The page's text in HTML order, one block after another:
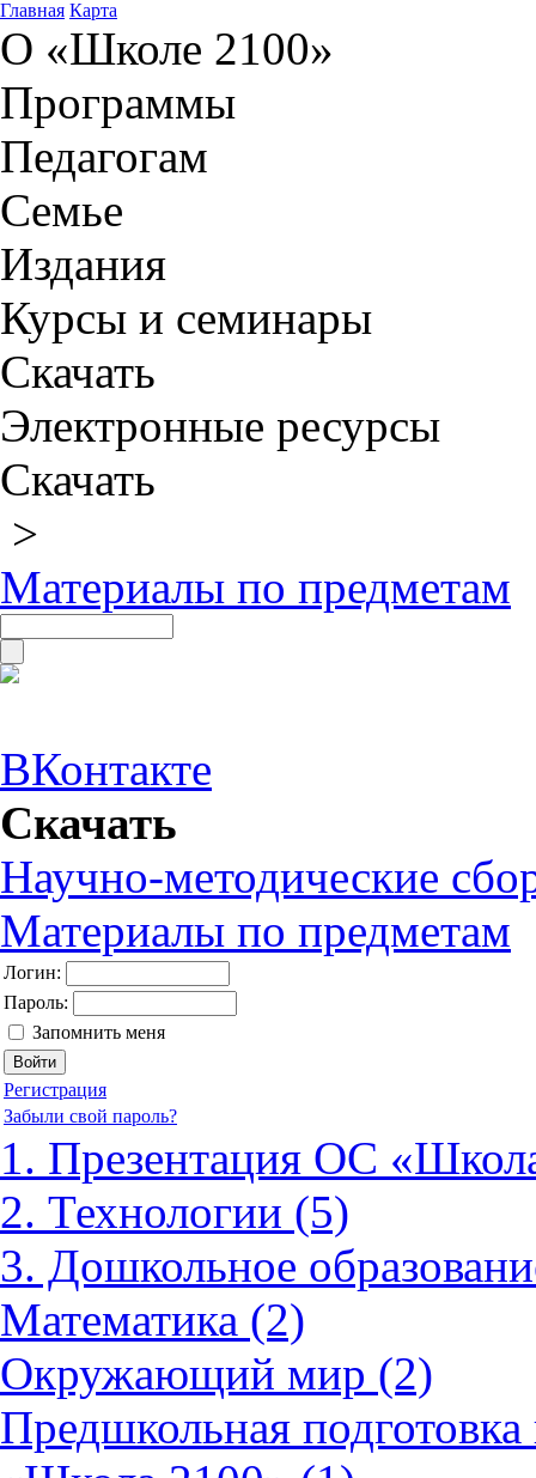
Главная Карта
О «Школе 2100»
Программы
Педагогам
Семье
Издания
Курсы и семинары
Скачать
Электронные ресурсы
Скачать
>
Материалы по предметам
ВКонтакте
Скачать
Научно-методические
Материалы по предметам
Логин:
Пароль:
Запомнить меня
Регистрация
Забыли свой пароль?
1. Презентация ОС
2. Технологии (5)
3. Дошкольное
Математика (2)
Окружающий мир (2)
Предшкольная